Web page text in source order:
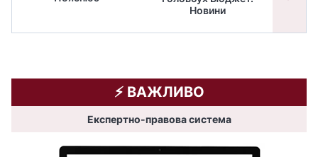
Новини
⚡️ ВАЖЛИВО
Експертно-правова система